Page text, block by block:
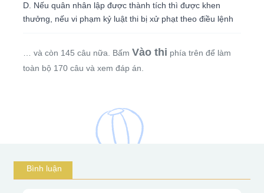
D. Nếu quân nhân lập được thành tích thì được khen
thưởng, nếu vi phạm kỷ luật thi bị xử phạt theo điều lệnh
… và còn 145 câu nữa. Bấm Vào thi phía trên để làm
toàn bộ 170 câu và xem đáp án.
Bình luận